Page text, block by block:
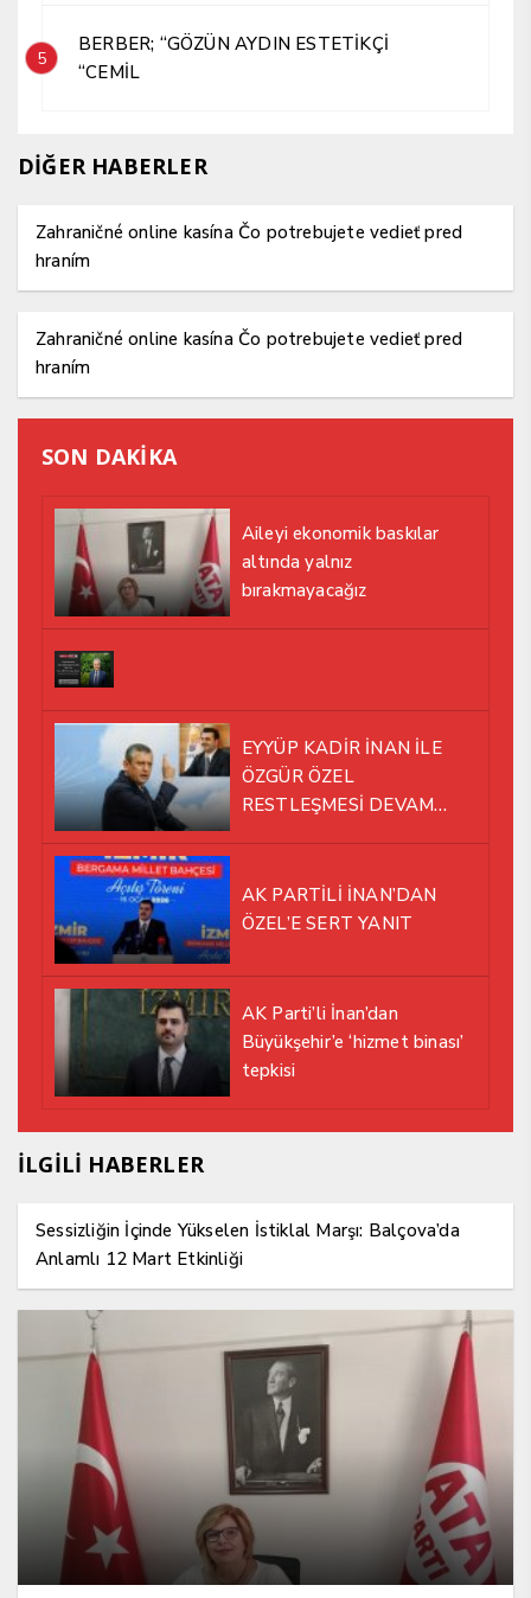
5
BERBER; “GÖZÜN AYDIN ESTETİKÇİ
“CEMİL
DİĞER HABERLER
Zahraničné online kasína Čo potrebujete vedieť pred
hraním
Zahraničné online kasína Čo potrebujete vedieť pred
hraním
SON DAKİKA
Aileyi ekonomik baskılar
altında yalnız
bırakmayacağız
EYYÜP KADİR İNAN İLE
ÖZGÜR ÖZEL
RESTLEŞMESİ DEVAM
AK PARTİLİ İNAN’DAN
ÖZEL’E SERT YANIT
AK Parti’li İnan’dan
Büyükşehir’e ‘hizmet binası’
tepkisi
İLGİLİ HABERLER
Sessizliğin İçinde Yükselen İstiklal Marşı: Balçova’da
Anlamlı 12 Mart Etkinliği